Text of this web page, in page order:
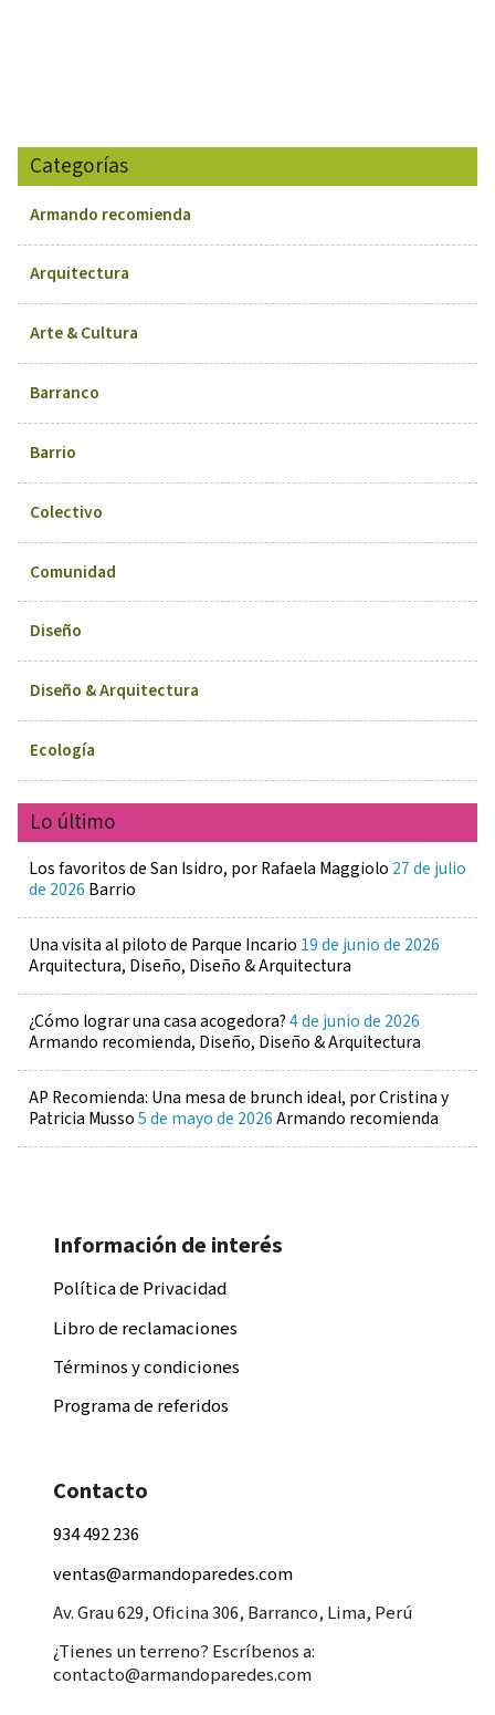
Categorías
Armando recomienda
Arquitectura
Arte & Cultura
Barranco
Barrio
Colectivo
Comunidad
Diseño
Diseño & Arquitectura
Ecología
Lo último
Los favoritos de San Isidro, por Rafaela Maggiolo 27 de julio
de 2026 Barrio
Una visita al piloto de Parque Incario 19 de junio de 2026
Arquitectura, Diseño, Diseño & Arquitectura
¿Cómo lograr una casa acogedora?4 de junio de 2026
Armando recomienda, Diseño, Diseño & Arquitectura
AP Recomienda: Una mesa de brunch ideal, por Cristina y
Patricia Musso5 de mayo de 2026Armando recomienda
Información de interés
Política de Privacidad
Libro de reclamaciones
Términos y condiciones
Programa de referidos
Contacto
934 492 236
ventas@armandoparedes.com
Av. Grau 629, Oficina 306, Barranco, Lima, Perú
¿Tienes un terreno? Escríbenos a:
contacto@armandoparedes.com